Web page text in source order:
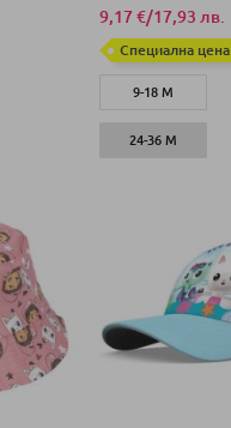
9,17 €/17,93 лв.
Специална цена
9-18 М
24-36 М